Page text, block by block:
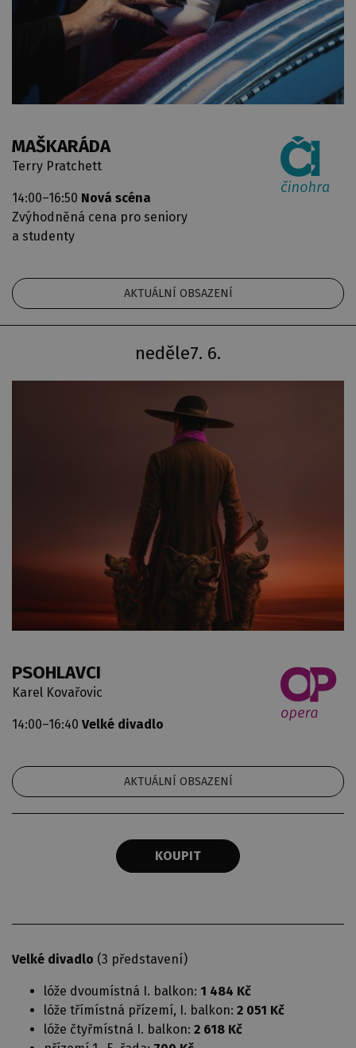
MAŠKARÁDA
Terry Pratchett
14:00–16:50 Nová scéna
Zvýhodněná cena pro seniory
a studenty
AKTUÁLNÍ OBSAZENÍ
7. 6.
neděle
PSOHLAVCI
Karel Kovařovic
14:00–16:40 Velké divadlo
AKTUÁLNÍ OBSAZENÍ
KOUPIT
Velké divadlo (3 představení)
lóže dvoumístná I. balkon: 1 484 Kč
lóže třímístná přízemí, I. balkon: 2 051 Kč
lóže čtyřmístná I. balkon: 2 618 Kč